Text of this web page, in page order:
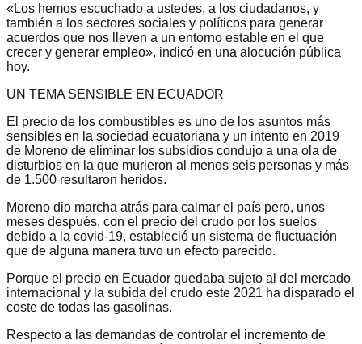
«Los hemos escuchado a ustedes, a los ciudadanos, y
también a los sectores sociales y políticos para generar
acuerdos que nos lleven a un entorno estable en el que
crecer y generar empleo», indicó en una alocución pública
hoy.
UN TEMA SENSIBLE EN ECUADOR
El precio de los combustibles es uno de los asuntos más
sensibles en la sociedad ecuatoriana y un intento en 2019
de Moreno de eliminar los subsidios condujo a una ola de
disturbios en la que murieron al menos seis personas y más
de 1.500 resultaron heridos.
Moreno dio marcha atrás para calmar el país pero, unos
meses después, con el precio del crudo por los suelos
debido a la covid-19, estableció un sistema de fluctuación
que de alguna manera tuvo un efecto parecido.
Porque el precio en Ecuador quedaba sujeto al del mercado
internacional y la subida del crudo este 2021 ha disparado el
coste de todas las gasolinas.
Respecto a las demandas de controlar el incremento de